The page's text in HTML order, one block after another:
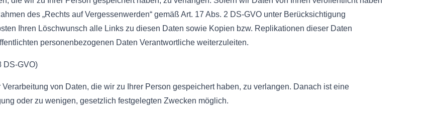
des „Rechts auf Vergessenwerden“ gemäß Art. 17 Abs. 2 DS-GVO unter Berücksichtigung
Ihren Löschwunsch alle Links zu diesen Daten sowie Kopien bzw. Replikationen dieser Daten
personenbezogenen Daten Verantwortliche weiterzuleiten.
DS-GVO)
von Daten, die wir zu Ihrer Person gespeichert haben, zu verlangen. Danach ist eine
oder zu wenigen, gesetzlich festgelegten Zwecken möglich.